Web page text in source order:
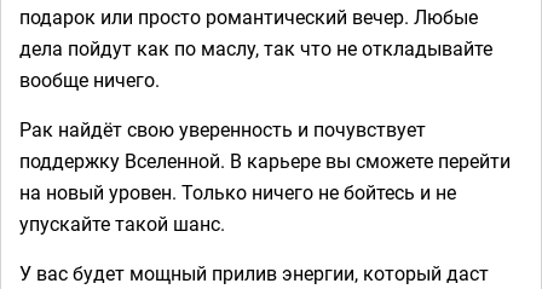
подарок или просто романтический вечер. Любые
дела пойдут как по маслу, так что не откладывайте
вообще ничего.
Рак найдёт свою уверенность и почувствует
поддержку Вселенной. В карьере вы сможете перейти
на новый уровен. Только ничего не бойтесь и не
упускайте такой шанс.
У вас будет мощный прилив энергии, который даст